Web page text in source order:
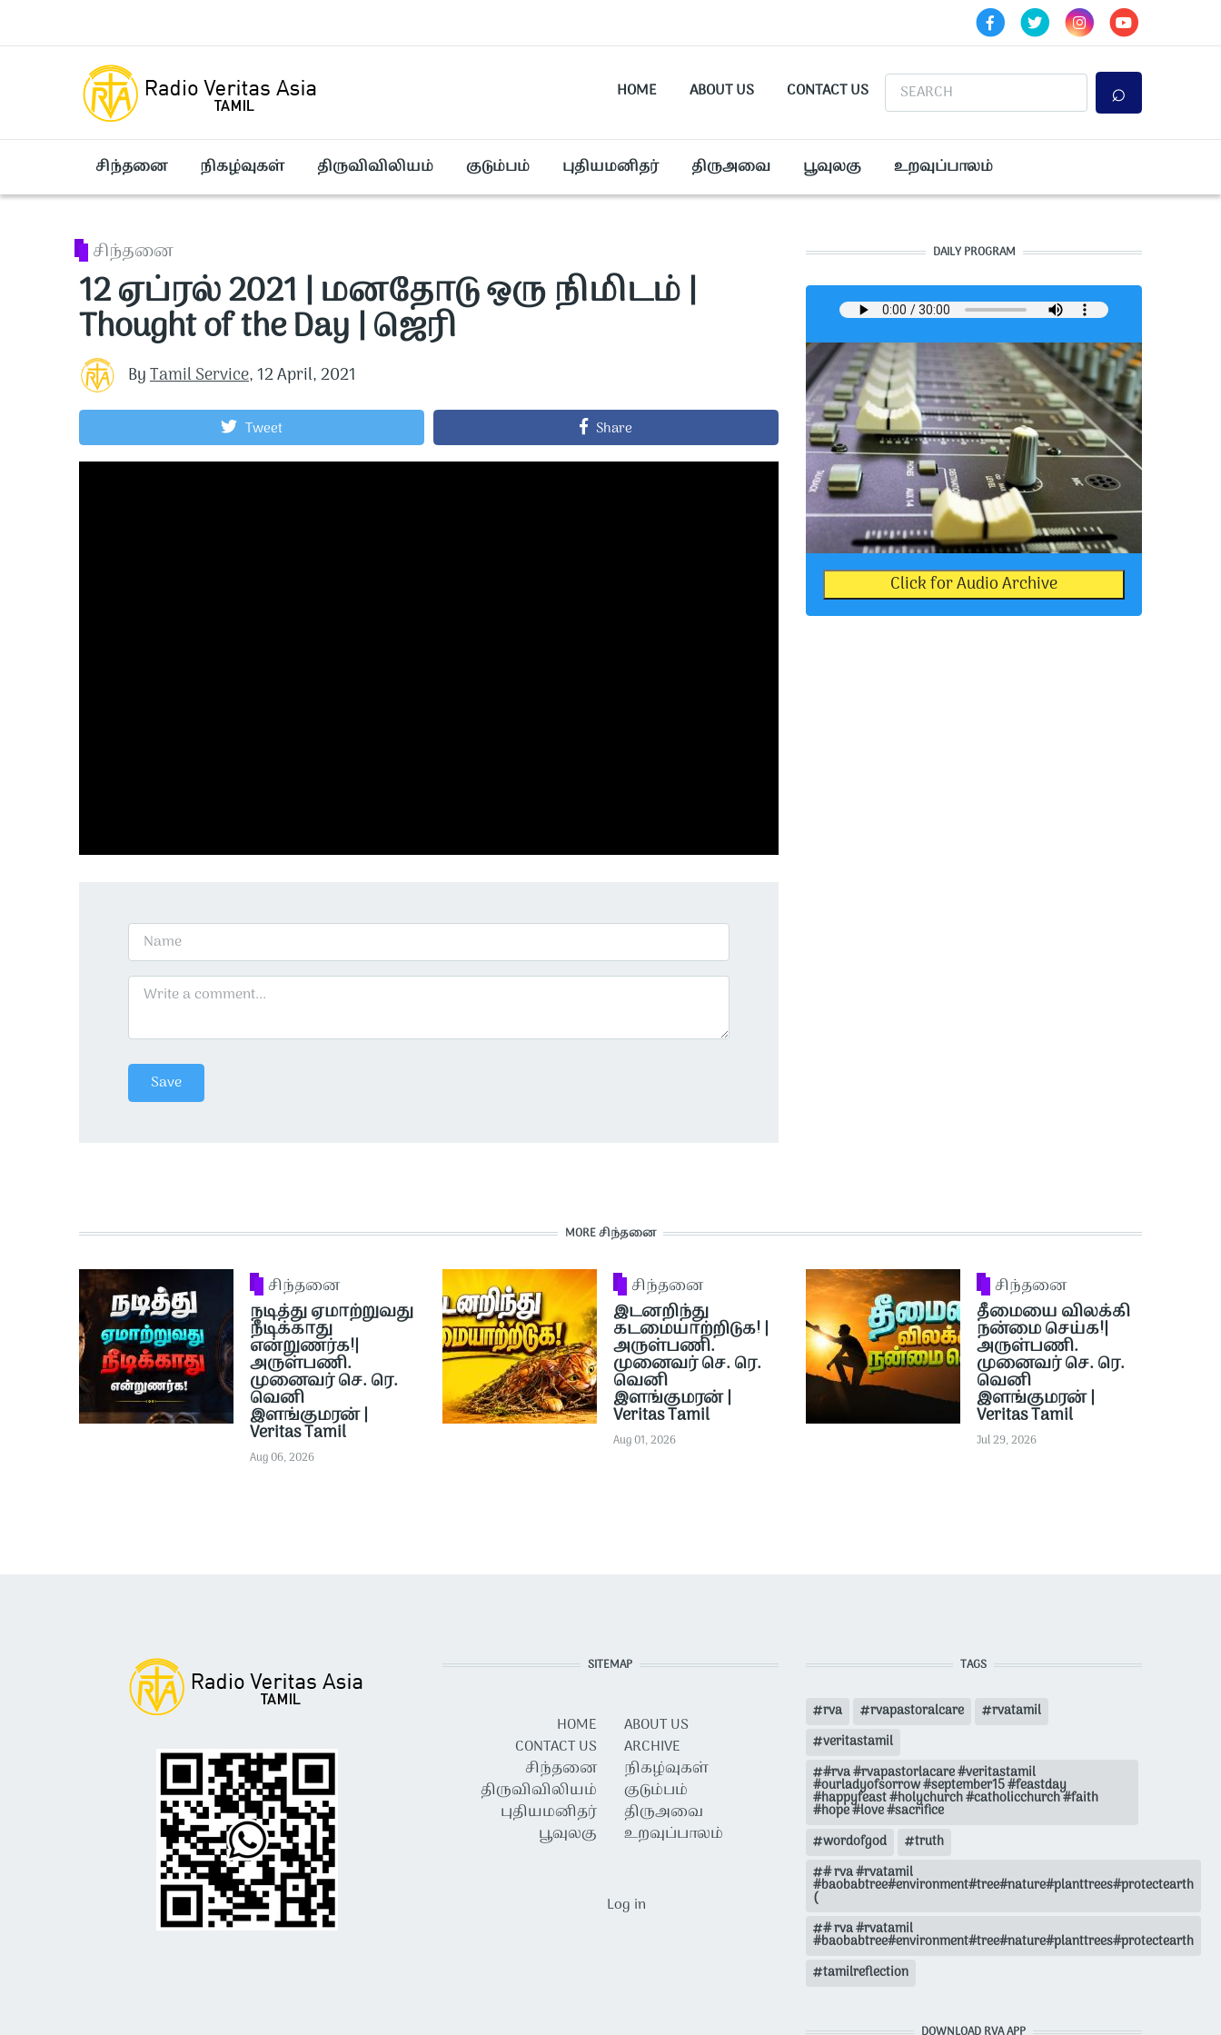
HOME ABOUT US CONTACT US Search
சிந்தனை நிகழ்வுகள் திருவிவிலியம் குடும்பம் புதியமனிதர் திருஅவை பூவுலகு உறவுப்பாலம்
சிந்தனை
12 ஏப்ரல் 2021 | மனதோடு ஒரு நிமிடம் |
Thought of the Day | ஜெரி
ByTamil Service,12 April, 2021
Tweet Share
DAILY PROGRAM
Click for Audio Archive
MORE சிந்தனை
சிந்தனை
நடித்து ஏமாற்றுவது
நீடிக்காது
என்றுணர்க!|
அருள்பணி.
முனைவர் செ. ரெ.
வெனி
இளங்குமரன் |
Veritas Tamil
Aug 06, 2026
சிந்தனை
இடனறிந்து
கடமையாற்றிடுக! |
அருள்பணி.
முனைவர் செ. ரெ.
வெனி
இளங்குமரன் |
Veritas Tamil
Aug 01, 2026
சிந்தனை
தீமையை விலக்கி
நன்மை செய்க!|
அருள்பணி.
முனைவர் செ. ரெ.
வெனி
இளங்குமரன் |
Veritas Tamil
Jul 29, 2026
SITEMAP
HOME
CONTACT US
சிந்தனை
திருவிவிலியம்
புதியமனிதர்
பூவுலகு
ABOUT US
ARCHIVE
நிகழ்வுகள்
குடும்பம்
திருஅவை
உறவுப்பாலம்
Log in
TAGS
rva rvapastoralcare
rvatamil
veritastamil
#rva #rvapastorlacare #veritastamil
#ourladyofsorrow #september15 #feastday
#happyfeast #holychurch #catholicchurch #faith
#hope #love #sacrifice
wordofgod
truth
# rva #rvatamil
#baobabtree#environment#tree#nature#planttrees#protectearth
(
# rva #rvatamil
#baobabtree#environment#tree#nature#planttrees#protectearth
tamilreflection